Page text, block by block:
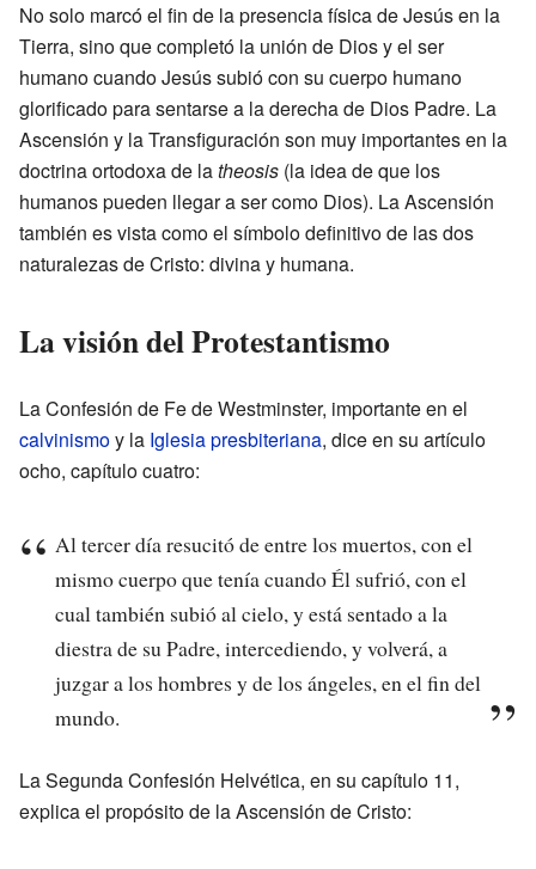
No solo marcó el fin de la presencia física de Jesús en la
Tierra, sino que completó la unión de Dios y el ser
humano cuando Jesús subió con su cuerpo humano
glorificado para sentarse a la derecha de Dios Padre. La
Ascensión y la Transfiguración son muy importantes en la
doctrina ortodoxa de latheosis (la idea de que los
humanos pueden llegar a ser como Dios). La Ascensión
también es vista como el símbolo definitivo de las dos
naturalezas de Cristo: divina y humana.
La visión del Protestantismo
La Confesión de Fe de Westminster, importante en el
calvinismoy la Iglesia presbiteriana, dice en su artículo
ocho, capítulo cuatro:
Al tercer día resucitó de entre los muertos, con el
mismo cuerpo que tenía cuando Él sufrió, con el
cual también subió al cielo, y está sentado a la
diestra de su Padre, intercediendo, y volverá, a
juzgar a los hombres y de los ángeles, en el fin del
mundo.
La Segunda Confesión Helvética, en su capítulo 11,
explica el propósito de la Ascensión de Cristo: